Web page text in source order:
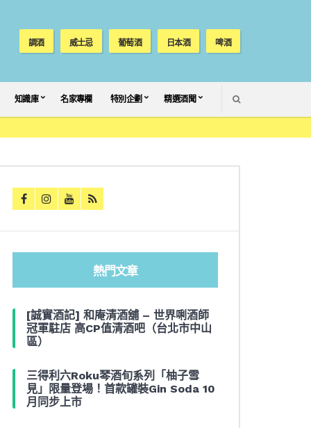
調酒 威士忌 葡萄酒 日本酒 啤酒
知識庫 名家專欄 特別企劃 精選酒聞
熱門文章
[誠實酒記] 和庵清酒舖 – 世界唎酒師
冠軍駐店 高CP值清酒吧（台北市中山
區）
三得利六Roku琴酒旬系列「柚子雪
見」限量登場！首款罐裝Gin Soda 10
月同步上市